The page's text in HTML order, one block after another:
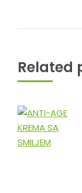
Related